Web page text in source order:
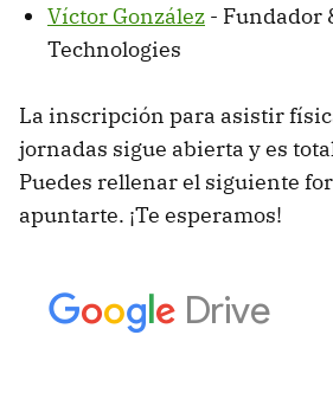
Víctor González - Fundador
Technologies
La inscripción para asistir
jornadas sigue abierta y es
Puedes rellenar el siguiente
apuntarte. ¡Te esperamos!